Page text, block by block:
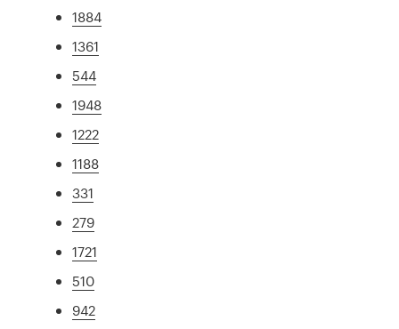
1884
1361
544
1948
1222
1188
331
279
1721
510
942